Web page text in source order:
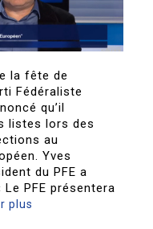
la fête de
Fédéraliste
qu’il
listes lors des
au
Yves
du PFE a
Le PFE présentera
plus